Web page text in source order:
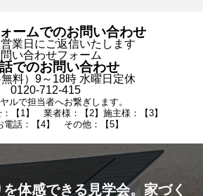
ームでのお問い合わせ
業日にご返信いたします
い合わせフォーム
でのお問い合わせ
無料）9～18時 水曜日定休
0120-712-415
ルで担当者へお繋ぎします。
：【1】 業者様：【2】施主様：【3】
電話：【4】 その他：【5】
体感できる見学会。家づく